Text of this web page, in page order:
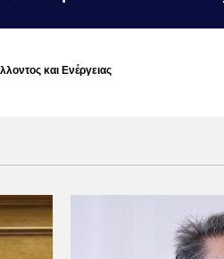
και Ενέργειας